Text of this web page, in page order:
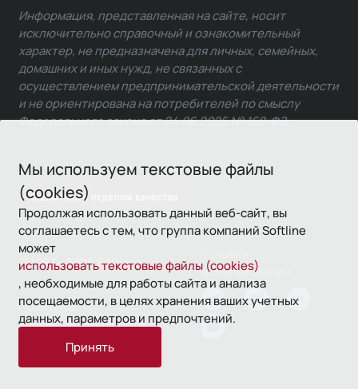
Мы используем текстовые файлы
(cookies)
Продолжая использовать данный веб-сайт, вы
соглашаетесь с тем, что группа компаний Softline
может
использовать текстовые файлы (cookies)
, необходимые для работы сайта и анализа
посещаемости, в целях хранения ваших учетных
данных, параметров и предпочтений.
Принять
Связаться с отделом качества
Информация, представленная на сайте, носит
исключительно справочный и ознакомительный
характер, не предназначена для личных, семейных,
домашних и иных нужд, не связанных с
осуществлением предпринимательской деятельности
и не ориентирована на потребителей по смыслу
Федерального закона от 24.06.2025 № 168-ФЗ.
© 1993—2026 Softline
использования
Политика
конфиденциальности